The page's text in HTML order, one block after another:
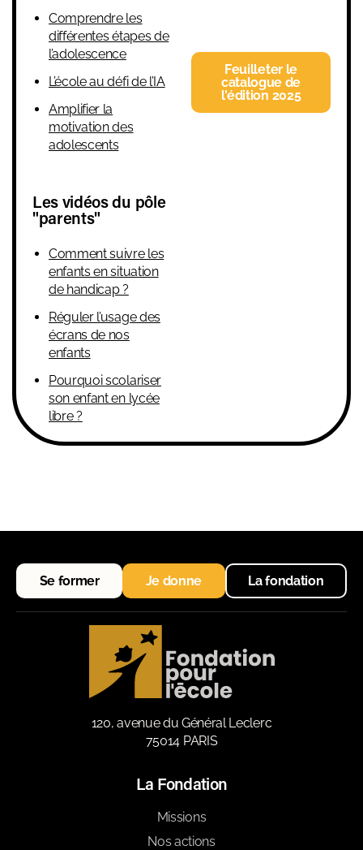
Comprendre les
différentes étapes de
l’adolescence
L’école au défi de l’IA
Amplifier la
motivation des
adolescents
Les vidéos du pôle
"parents"
Comment suivre les
enfants en situation
de handicap ?
Réguler l’usage des
écrans de nos
enfants
Pourquoi scolariser
son enfant en lycée
libre ?
Feuilleter le
catalogue de
l'édition 2025
Se former Je donne La fondation
120, avenue du Général Leclerc
75014 PARIS
La Fondation
Missions
Nos actions